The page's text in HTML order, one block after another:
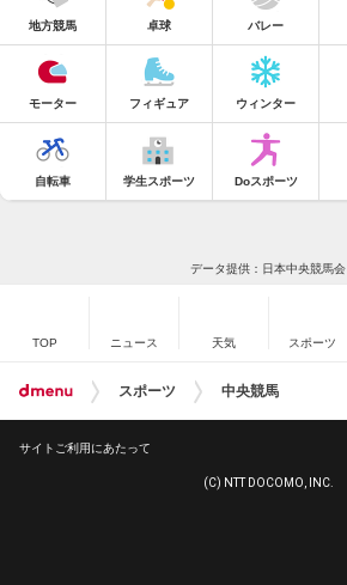
地方競馬 卓球 バレー
モーター フィギュア ウィンター
自転車 学生スポーツ Doスポーツ
データ提供：日本中央競馬会
TOP ニュース 天気 スポーツ
スポーツ 中央競馬
サイトご利用にあたって
(C) NTT DOCOMO, INC.